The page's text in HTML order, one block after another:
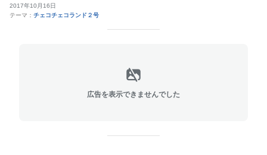
2017年10月16日
テーマ： チェコチェコランド２号
広告を表示できませんでした